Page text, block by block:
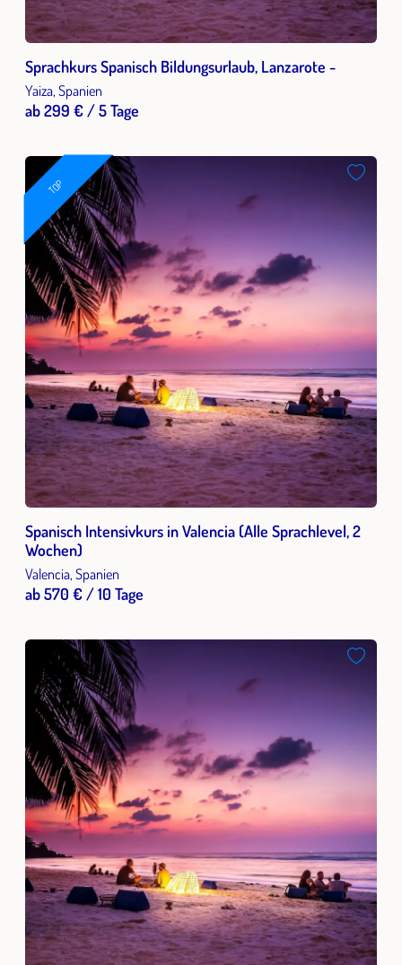
Sprachkurs Spanisch Bildungsurlaub, Lanzarote -
Yaiza, Spanien
ab 299 € / 5 Tage
TOP
Spanisch Intensivkurs in Valencia (Alle Sprachlevel, 2
Wochen)
Valencia, Spanien
ab 570 € / 10 Tage